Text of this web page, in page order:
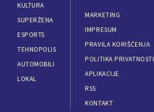
KULTURA
SUPERŽENA
ESPORTS
TEHNOPOLIS
AUTOMOBILI
LOKAL
MARKETING
IMPRESUM
PRAVILA KORIŠĆENJA
POLITIKA PRIVATNOSTI
APLIKACIJE
RSS
KONTAKT